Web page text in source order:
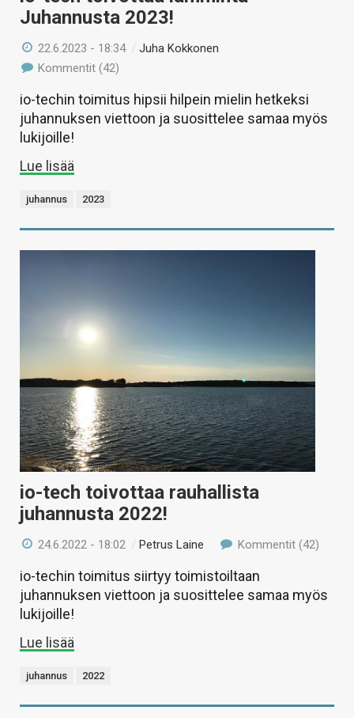
Juhannusta 2023!
22.6.2023 - 18:34 /Juha Kokkonen
Kommentit (42)
io-techin toimitus hipsii hilpein mielin hetkeksi
juhannuksen viettoon ja suosittelee samaa myös
lukijoille!
Lue lisää
juhannus 2023
io-tech toivottaa rauhallista
juhannusta 2022!
24.6.2022 - 18:02 /Petrus Laine Kommentit (42)
io-techin toimitus siirtyy toimistoiltaan
juhannuksen viettoon ja suosittelee samaa myös
lukijoille!
Lue lisää
juhannus 2022